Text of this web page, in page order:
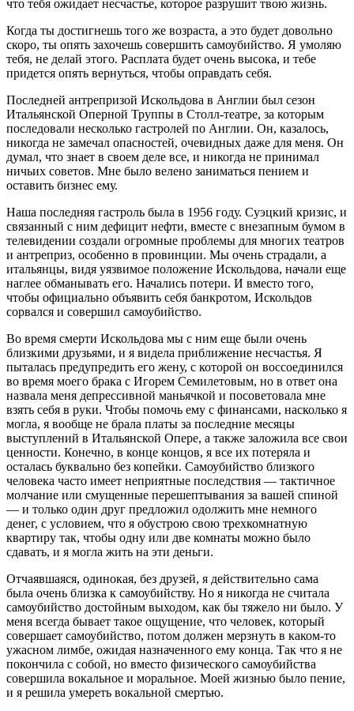
что тебя ожидает несчастье, которое разрушит твою жизнь.
Когда ты достигнешь того же возраста, а это будет довольно
скоро, ты опять захочешь совершить самоубийство. Я умоляю
тебя, не делай этого. Расплата будет очень высока, и тебе
придется опять вернуться, чтобы оправдать себя.
Последней антрепризой Искольдова в Англии был сезон
Итальянской Оперной Труппы в Столл-театре, за которым
последовали несколько гастролей по Англии. Он, казалось,
никогда не замечал опасностей, очевидных даже для меня. Он
думал, что знает в своем деле все, и никогда не принимал
ничьих советов. Мне было велено заниматься пением и
оставить бизнес ему.
Наша последняя гастроль была в 1956 году. Суэцкий кризис, и
связанный с ним дефицит нефти, вместе с внезапным бумом в
телевидении создали огромные проблемы для многих театров
и антреприз, особенно в провинции. Мы очень страдали, а
итальянцы, видя уязвимое положение Искольдова, начали еще
наглее обманывать его. Начались потери. И вместо того,
чтобы официально объявить себя банкротом, Искольдов
сорвался и совершил самоубийство.
Во время смерти Искольдова мы с ним еще были очень
близкими друзьями, и я видела приближение несчастья. Я
пыталась предупредить его жену, с которой он воссоединился
во время моего брака с Игорем Семилетовым, но в ответ она
назвала меня депрессивной маньячкой и посоветовала мне
взять себя в руки. Чтобы помочь ему с финансами, насколько я
могла, я вообще не брала платы за последние месяцы
выступлений в Итальянской Опере, а также заложила все свои
ценности. Конечно, в конце концов, я все их потеряла и
осталась буквально без копейки. Самоубийство близкого
человека часто имеет неприятные последствия — тактичное
молчание или смущенные перешептывания за вашей спиной
— и только один друг предложил одолжить мне немного
денег, с условием, что я обустрою свою трехкомнатную
квартиру так, чтобы одну или две комнаты можно было
сдавать, и я могла жить на эти деньги.
Отчаявшаяся, одинокая, без друзей, я действительно сама
была очень близка к самоубийству. Но я никогда не считала
самоубийство достойным выходом, как бы тяжело ни было. У
меня всегда бывает такое ощущение, что человек, который
совершает самоубийство, потом должен мерзнуть в каком-то
ужасном лимбе, ожидая назначенного ему конца. Так что я не
покончила с собой, но вместо физического самоубийства
совершила вокальное и моральное. Моей жизнью было пение,
и я решила умереть вокальной смертью.